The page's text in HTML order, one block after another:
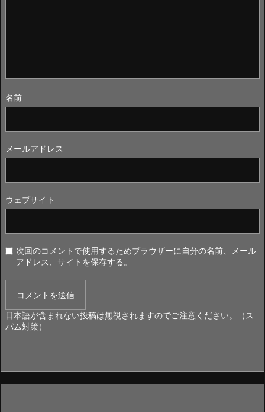
名前
メールアドレス
ウェブサイト
次回のコメントで使用するためブラウザーに自分の名前、メール
アドレス、サイトを保存する。
日本語が含まれない投稿は無視されますのでご注意ください。（ス
パム対策）